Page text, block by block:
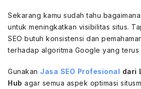
Sekarang kamu sudah tahu bagaimana
untuk meningkatkan visibilitas situs.
SEO butuh konsistensi dan
terhadap algoritma Google yang terus
Gunakan Jasa SEO Profesional dari
Hub agar semua aspek optimasi